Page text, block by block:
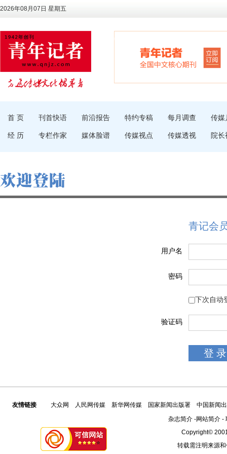
2026年08月07日 星期五
首 页 刊首快语 前沿报告 特约专稿 每月调查 传媒
经 历 专栏作家 媒体脸谱 传媒视点 传媒透视 院长
青记会
用户名
密码
下次自动
验证码
友情链接 大众网 人民网传媒 新华网传媒 国家新闻出版署
中国新闻
杂志简介 -网站简介 -
Copyright©
转载需注明来源